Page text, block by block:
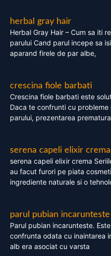
herbal gray hair
Herbal Gray Hair – Cum sa iti
parului Cand parul incepe sa
aparand firele de par albe,
crescina fiole barbati
Crescina fiole barbati este
Daca te confrunti cu
parului, prezentarea
serena capeli elixir crema
serena capeli elixir crema
au facut furori pe piata
ingrediente naturale si o
parul pubian incarunteste
Parul pubian incarunteste.
confrunta odata cu inaintarea
alb era asociat cu varsta